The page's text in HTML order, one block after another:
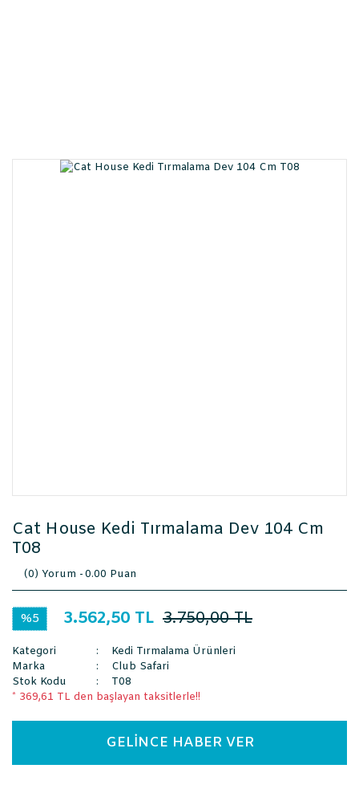
Cat House Kedi Tırmalama Dev 104 Cm
T08
(0) Yorum -0.00 Puan
%5 3.562,50 TL 3.750,00 TL
Kategori
Kedi Tırmalama Ürünleri
Marka
Club Safari
Stok Kodu
T08
* 369,61 TL den başlayan taksitlerle!!
GELİNCE HABER VER